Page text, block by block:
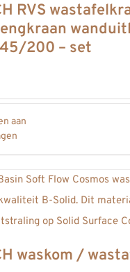
RVS
200 – set
aan
waskom /